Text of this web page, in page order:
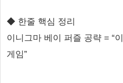
◆ 한줄 핵심 정리
이니그마 베이 퍼즐 공략 = “
게임”